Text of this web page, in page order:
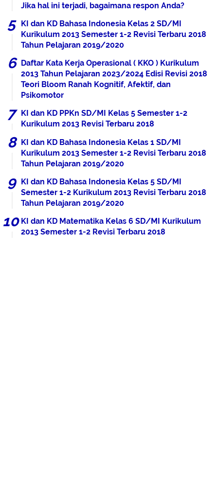
Jika hal ini terjadi, bagaimana respon Anda?
KI dan KD Bahasa Indonesia Kelas 2 SD/MI
Kurikulum 2013 Semester 1-2 Revisi Terbaru 2018
Tahun Pelajaran 2019/2020
Daftar Kata Kerja Operasional ( KKO ) Kurikulum
2013 Tahun Pelajaran 2023/2024 Edisi Revisi 2018
Teori Bloom Ranah Kognitif, Afektif, dan
Psikomotor
KI dan KD PPKn SD/MI Kelas 5 Semester 1-2
Kurikulum 2013 Revisi Terbaru 2018
KI dan KD Bahasa Indonesia Kelas 1 SD/MI
Kurikulum 2013 Semester 1-2 Revisi Terbaru 2018
Tahun Pelajaran 2019/2020
KI dan KD Bahasa Indonesia Kelas 5 SD/MI
Semester 1-2 Kurikulum 2013 Revisi Terbaru 2018
Tahun Pelajaran 2019/2020
KI dan KD Matematika Kelas 6 SD/MI Kurikulum
2013 Semester 1-2 Revisi Terbaru 2018